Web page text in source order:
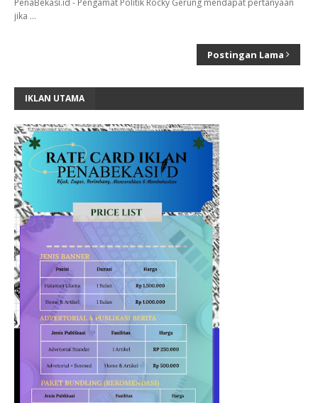
PenaBekasi.id - Pengamat Politik Rocky Gerung mendapat pertanyaan
jika …
Postingan Lama
IKLAN UTAMA